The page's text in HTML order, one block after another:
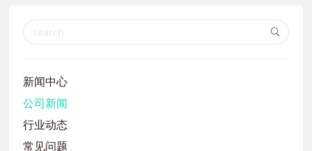
新闻中心
公司新闻
行业动态
常见问题